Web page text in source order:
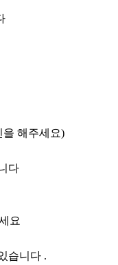
을 해주세요)
다
요
습니다 .